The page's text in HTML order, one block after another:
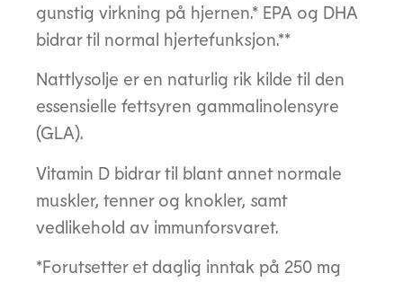
gunstig virkning på hjernen.* EPA og DHA
bidrar til normal hjertefunksjon.**
Nattlysolje er en naturlig rik kilde til den
essensielle fettsyren gammalinolensyre
(GLA).
Vitamin D bidrar til blant annet normale
muskler, tenner og knokler, samt
vedlikehold av immunforsvaret.
*Forutsetter et daglig inntak på 250 mg